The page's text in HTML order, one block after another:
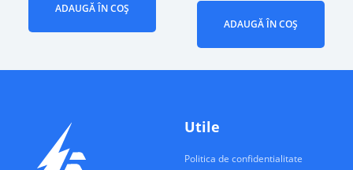
ADAUGĂ ÎN COȘ
ADAUGĂ ÎN COȘ
Utile
Politica de confidentialitate